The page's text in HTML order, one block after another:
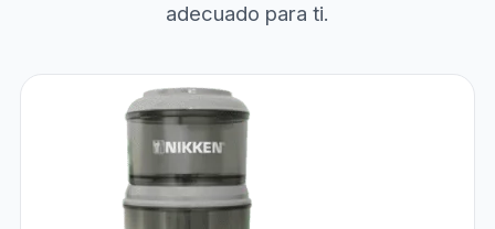
adecuado para ti.